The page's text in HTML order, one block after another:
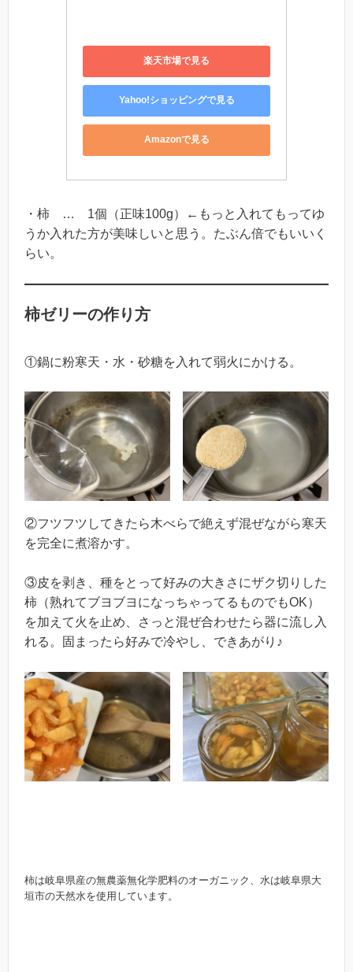
楽天市場で見る
Yahoo!ショッピングで見る
Amazonで見る
・柿 … 1個（正味100g）←もっと入れてもってゆ
うか入れた方が美味しいと思う。たぶん倍でもいいく
らい。
柿ゼリーの作り方
①鍋に粉寒天・水・砂糖を入れて弱火にかける。
②フツフツしてきたら木べらで絶えず混ぜながら寒天
を完全に煮溶かす。
③皮を剥き、種をとって好みの大きさにザク切りした
柿（熟れてブヨブヨになっちゃってるものでもOK）
を加えて火を止め、さっと混ぜ合わせたら器に流し入
れる。固まったら好みで冷やし、できあがり♪
柿は岐阜県産の無農薬無化学肥料のオーガニック、水は岐阜県大
垣市の天然水を使用しています。